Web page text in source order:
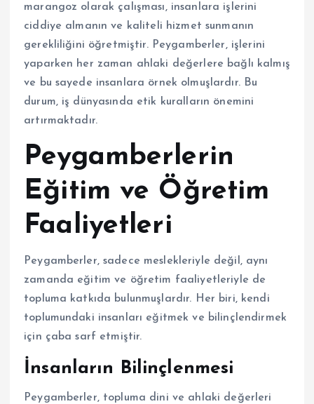
marangoz olarak çalışması, insanlara işlerini
ciddiye almanın ve kaliteli hizmet sunmanın
gerekliliğini öğretmiştir. Peygamberler, işlerini
yaparken her zaman ahlaki değerlere bağlı kalmış
ve bu sayede insanlara örnek olmuşlardır. Bu
durum, iş dünyasında etik kuralların önemini
artırmaktadır.
Peygamberlerin
Eğitim ve Öğretim
Faaliyetleri
Peygamberler, sadece meslekleriyle değil, aynı
zamanda eğitim ve öğretim faaliyetleriyle de
topluma katkıda bulunmuşlardır. Her biri, kendi
toplumundaki insanları eğitmek ve bilinçlendirmek
için çaba sarf etmiştir.
İnsanların Bilinçlenmesi
Peygamberler, topluma dini ve ahlaki değerleri